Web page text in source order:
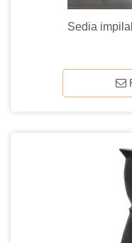
Sedia